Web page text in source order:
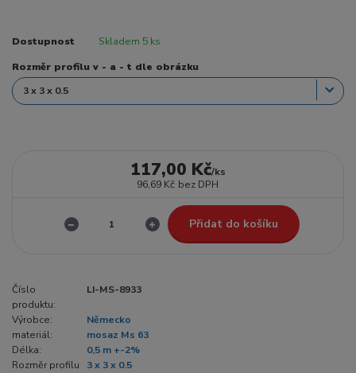
Dostupnost Skladem 5 ks
Rozměr profilu v - a - t dle obrázku
117,00 Kč/ks
96,69 Kč bez DPH
Přidat do košíku
Číslo
produktu:
LI-MS-8933
Výrobce:
Německo
materiál:
mosaz Ms 63
Délka:
0,5 m +-2%
Rozměr profilu
3 x 3 x 0.5